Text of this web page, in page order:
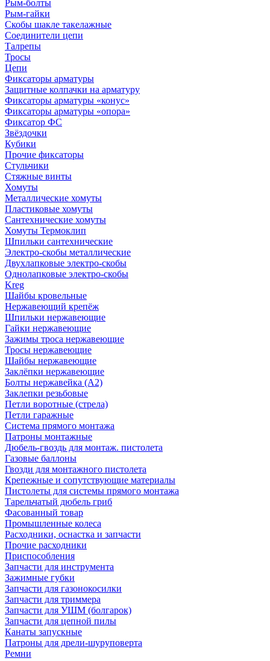
Рым-болты
Рым-гайки
Скобы шакле такелажные
Соединители цепи
Талрепы
Тросы
Цепи
Фиксаторы арматуры
Защитные колпачки на арматуру
Фиксаторы арматуры «конус»
Фиксаторы арматуры «опора»
Фиксатор ФС
Звёздочки
Кубики
Прочие фиксаторы
Стульчики
Стяжные винты
Хомуты
Металлические хомуты
Пластиковые хомуты
Сантехнические хомуты
Хомуты Термоклип
Шпильки сантехнические
Электро-скобы металлические
Двухлапковые электро-скобы
Однолапковые электро-скобы
Kreg
Шайбы кровельные
Нержавеющий крепёж
Шпильки нержавеющие
Гайки нержавеющие
Зажимы троса нержавеющие
Тросы нержавеющие
Шайбы нержавеющие
Заклёпки нержавеющие
Болты нержавейка (А2)
Заклепки резьбовые
Петли воротные (стрела)
Петли гаражные
Система прямого монтажа
Патроны монтажные
Дюбель-гвоздь для монтаж. пистолета
Газовые баллоны
Гвозди для монтажного пистолета
Крепежные и сопутствующие материалы
Пистолеты для системы прямого монтажа
Тарельчатый дюбель гриб
Фасованный товар
Промышленные колеса
Расходники, оснастка и запчасти
Прочие расходники
Приспособления
Запчасти для инструмента
Зажимные губки
Запчасти для газонокосилки
Запчасти для триммера
Запчасти для УШМ (болгарок)
Запчасти для цепной пилы
Канаты запускные
Патроны для дрели-шуруповерта
Ремни